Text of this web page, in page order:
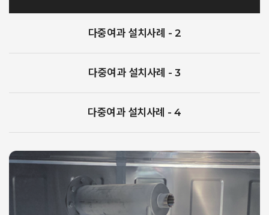
다중여과 설치사례 - 2
다중여과 설치사례 - 3
다중여과 설치사례 - 4